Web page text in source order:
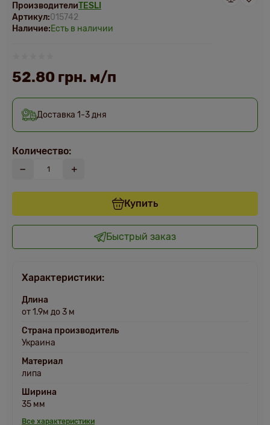
ПроизводителиTESLI
Артикул:015742
Наличие:Есть в наличии
Доставка 1-3 дня
52.80 грн. м/п
Количество:
Купить
Быстрый заказ
Характеристики:
Длина
от 1.9м до 3 м
Страна производитель
Украина
Материал
липа
Ширина
35 мм
Все характеристики